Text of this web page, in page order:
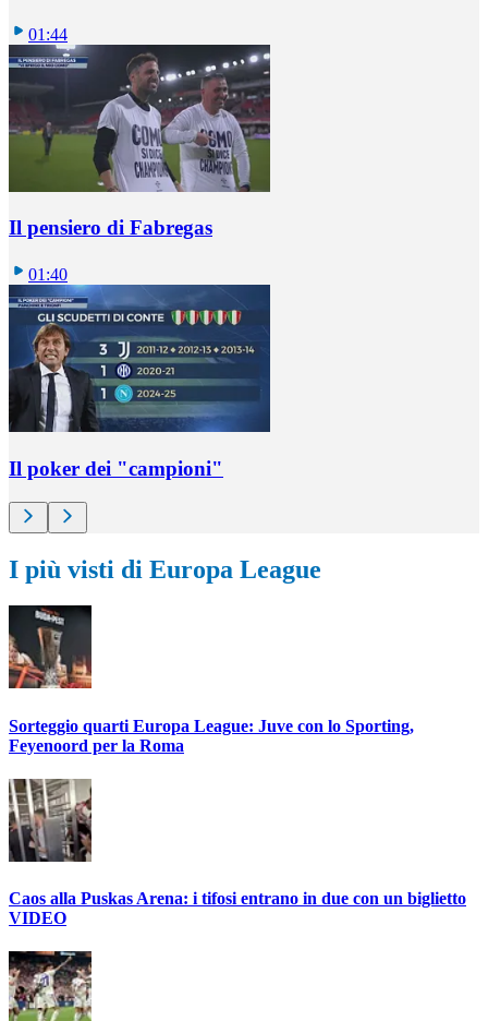
01:44
Il pensiero di Fabregas
01:40
Il poker dei "campioni"
I più visti di Europa League
Sorteggio quarti Europa League: Juve con lo Sporting,
Feyenoord per la Roma
Caos alla Puskas Arena: i tifosi entrano in due con un biglietto
VIDEO